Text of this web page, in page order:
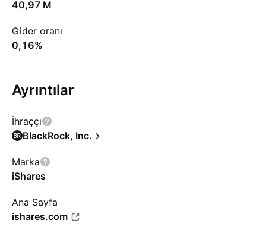
‪40,97 M‬
Gider oranı
0,16%
Ayrıntılar
İhraççı
BlackRock, Inc.
Marka
iShares
Ana Sayfa
ishares.com